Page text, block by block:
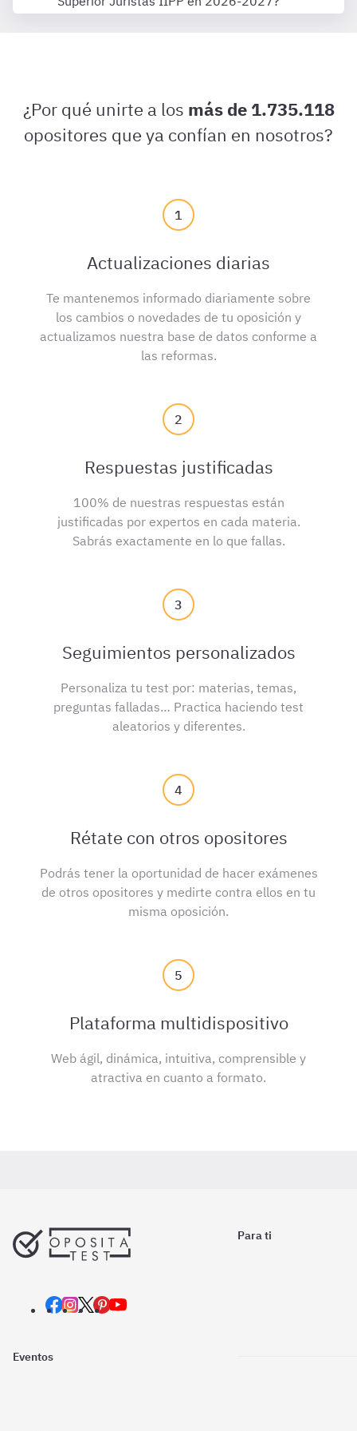
¿Por qué unirte a los más de 1.735.118
opositores que ya confían en nosotros?
1
Actualizaciones diarias
Te mantenemos informado diariamente sobre
los cambios o novedades de tu oposición y
actualizamos nuestra base de datos conforme a
las reformas.
2
Respuestas justificadas
100% de nuestras respuestas están
justificadas por expertos en cada materia.
Sabrás exactamente en lo que fallas.
3
Seguimientos personalizados
Personaliza tu test por: materias, temas,
preguntas falladas… Practica haciendo test
aleatorios y diferentes.
4
Rétate con otros opositores
Podrás tener la oportunidad de hacer exámenes
de otros opositores y medirte contra ellos en tu
misma oposición.
5
Plataforma multidispositivo
Web ágil, dinámica, intuitiva, comprensible y
atractiva en cuanto a formato.
Para ti
Eventos